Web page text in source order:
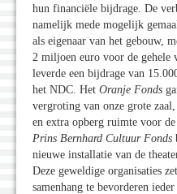
hun financiële bijdrage. De
namelijk mede mogelijk
als eigenaar van het gebouw,
2 miljoen euro voor de gehele
leverde een bijdrage van
het NDC. Het Oranje Fonds
vergroting van onze grote
en extra opberg ruimte voor
Prins Bernhard Cultuur Fonds
nieuwe installatie van de
Deze geweldige organisaties
samenhang te bevorderen